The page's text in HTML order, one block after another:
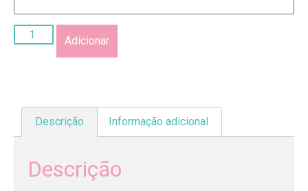
Adicionar
Descrição Informação adicional
Descrição